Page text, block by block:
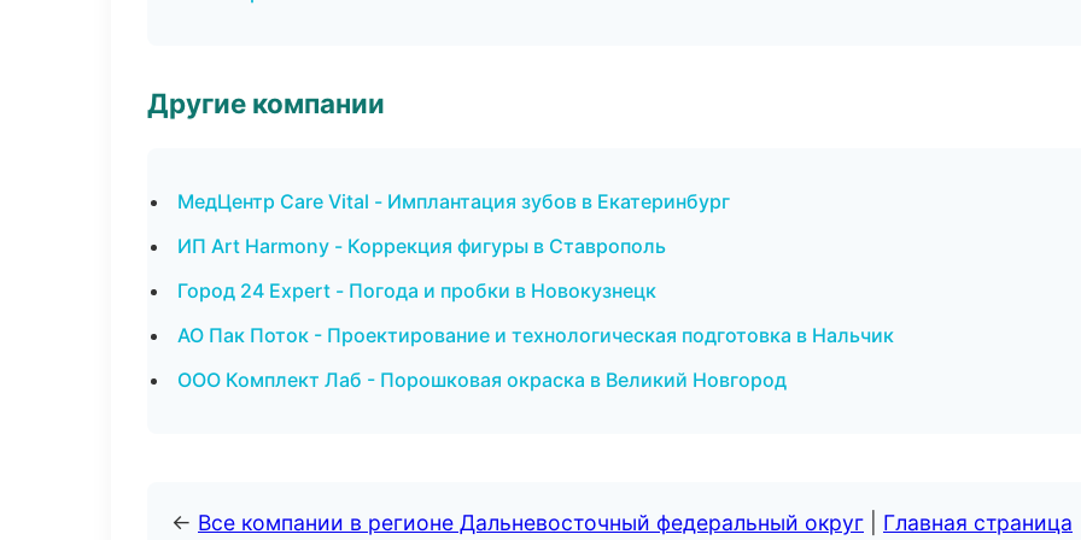
Другие компании
МедЦентр Care Vital - Имплантация зубов в Екатеринбург
ИП Art Harmony - Коррекция фигуры в Ставрополь
Город 24 Expert - Погода и пробки в Новокузнецк
АО Пак Поток - Проектирование и технологическая подготовка в Нальчик
ООО Комплект Лаб - Порошковая окраска в Великий Новгород
← Все компании в регионе Дальневосточный федеральный округ Главная страница